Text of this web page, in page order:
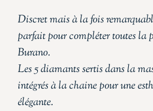
Discret mais à la fois
parfait pour compléter toutes la
Burano.
Les 5 diamants sertis dans la
intégrés à la chaine pour une
élégante.